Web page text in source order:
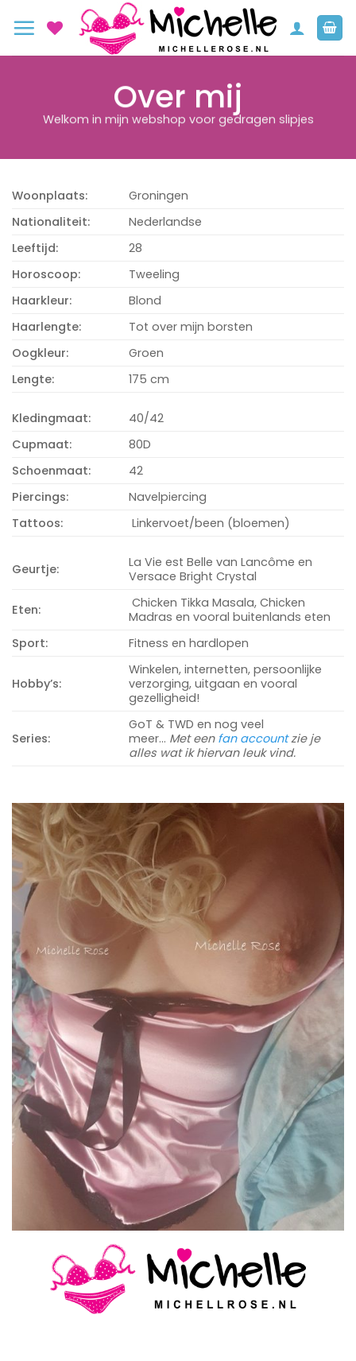
naar
Over mij
Welkom in mijn webshop voor gedragen slipjes
Woonplaats:
Groningen
Nationaliteit:
Nederlandse
Leeftijd:
28
Horoscoop:
Tweeling
Haarkleur:
Blond
Haarlengte:
Tot over mijn borsten
Oogkleur:
Groen
Lengte:
175 cm
Kledingmaat:
40/42
Cupmaat:
80D
Schoenmaat:
42
Piercings:
Navelpiercing
Tattoos:
Linkervoet/been (bloemen)
Geurtje:
La Vie est Belle van Lancôme en
Versace Bright Crystal
Eten:
Chicken Tikka Masala, Chicken
Madras en vooral buitenlands eten
Sport:
Fitness en hardlopen
Hobby’s:
Winkelen, internetten, persoonlijke
verzorging, uitgaan en vooral
gezelligheid!
Series:
GoT & TWD en nog veel
meer… Met een fan accountzie je
alles wat ik hiervan leuk vind.